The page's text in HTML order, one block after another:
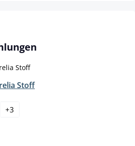
Stoff
nicht verfügbar.)
+3